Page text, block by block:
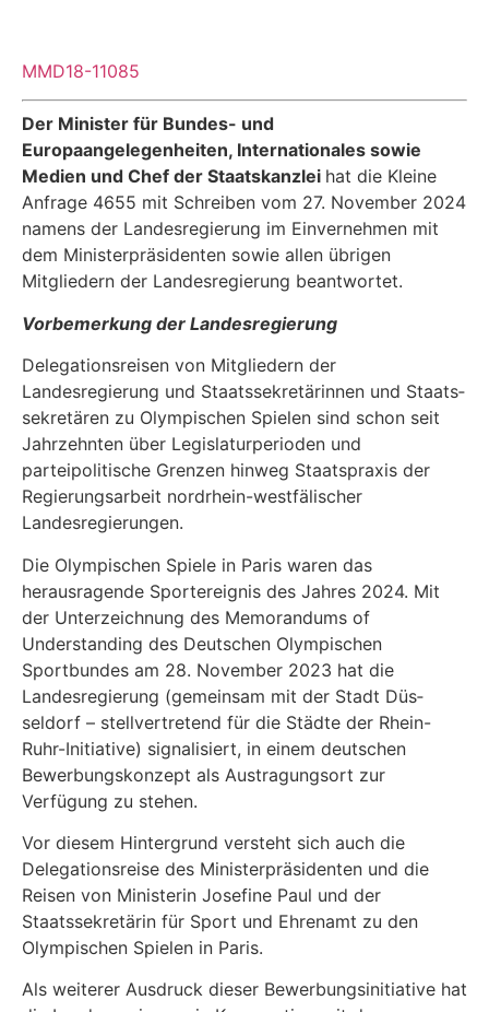
MMD18-11085
Der Minister für Bundes- und
Europaangelegenheiten, Internationales sowie
Medien und Chef der Staatskanzlei hat die Kleine
Anfrage 4655 mit Schreiben vom 27. November 2024
namens der Landesregierung im Einvernehmen mit
dem Ministerpräsidenten sowie allen übri­gen
Mitgliedern der Landesregierung beantwortet.
Vorbemerkung der Landesregierung
Delegationsreisen von Mitgliedern der
Landesregierung und Staatssekretärinnen und Staats­
sekretären zu Olympischen Spielen sind schon seit
Jahrzehnten über Legislaturperioden und
parteipolitische Grenzen hinweg Staatspraxis der
Regierungsarbeit nordrhein-westfälischer
Landesregierungen.
Die Olympischen Spiele in Paris waren das
herausragende Sportereignis des Jahres 2024. Mit
der Unterzeichnung des Memorandums of
Understanding des Deutschen Olympischen
Sportbundes am 28. November 2023 hat die
Landesregierung (gemeinsam mit der Stadt Düs­
seldorf – stellvertretend für die Städte der Rhein-
Ruhr-Initiative) signalisiert, in einem deut­schen
Bewerbungskonzept als Austragungsort zur
Verfügung zu stehen.
Vor diesem Hintergrund versteht sich auch die
Delegationsreise des Ministerpräsidenten und die
Reisen von Ministerin Josefine Paul und der
Staatssekretärin für Sport und Ehrenamt zu den
Olympischen Spielen in Paris.
Als weiterer Ausdruck dieser Bewerbungsinitiative hat